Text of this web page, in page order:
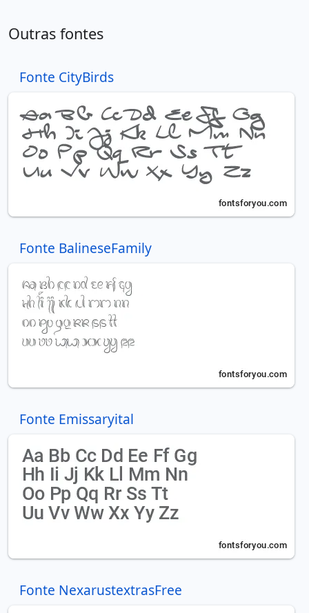
Outras fontes
Fonte CityBirds
Fonte BalineseFamily
Fonte Emissaryital
Fonte NexarustextrasFree